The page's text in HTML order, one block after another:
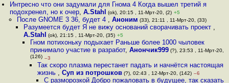
Интресно что они задумали для Гнома 4 Когда вышел третий я
подохренел, но к очер,A.Stahl (ok), 20:15 , 11-Мрт-20, (2) +5
После GNOME 3 36, будет 4 , Аноним (33), 21:11 , 11-Мрт-20, (33)
Разумеется будет Я не вижу оснований сворачивать проект ,
A.Stahl
(ok), 21:15 , 11-Мрт-20, (35) +5
Гном потихоньку подыхает Раньше более 1000 чыловек
принимало участие в разработ,Анончик999 (?), 23:53 , 11-Мрт-20,
(126) –3
Так скоро плазма перестанет падать и начнётся настоящая
жизнь , Суп из потрошков(?), 02:43 , 12-Мрт-20, (142) –6
С разморозкой Добро пожаловать в будущее, так сказать